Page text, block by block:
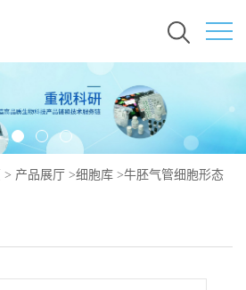
> 产品展厅 >细胞库 >牛胚气管细胞形态